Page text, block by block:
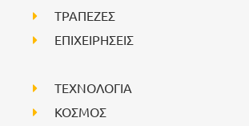
ΤΡΑΠΕΖΕΣ
ΕΠΙΧΕΙΡΗΣΕΙΣ
ΤΕΧΝΟΛΟΓΙΑ
ΚΟΣΜΟΣ